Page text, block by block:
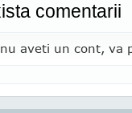
comentarii
nu aveti un cont, va